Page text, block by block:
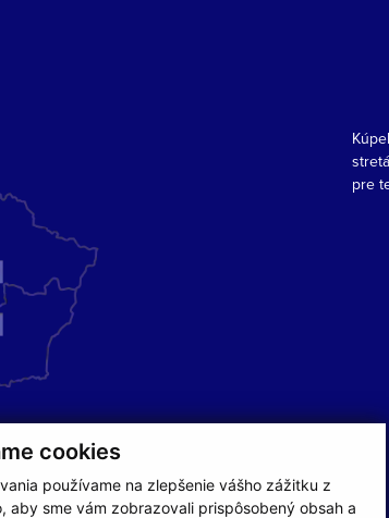
cookies
používame na zlepšenie vášho zážitku z
aby sme vám zobrazovali prispôsobený obsah a
pre